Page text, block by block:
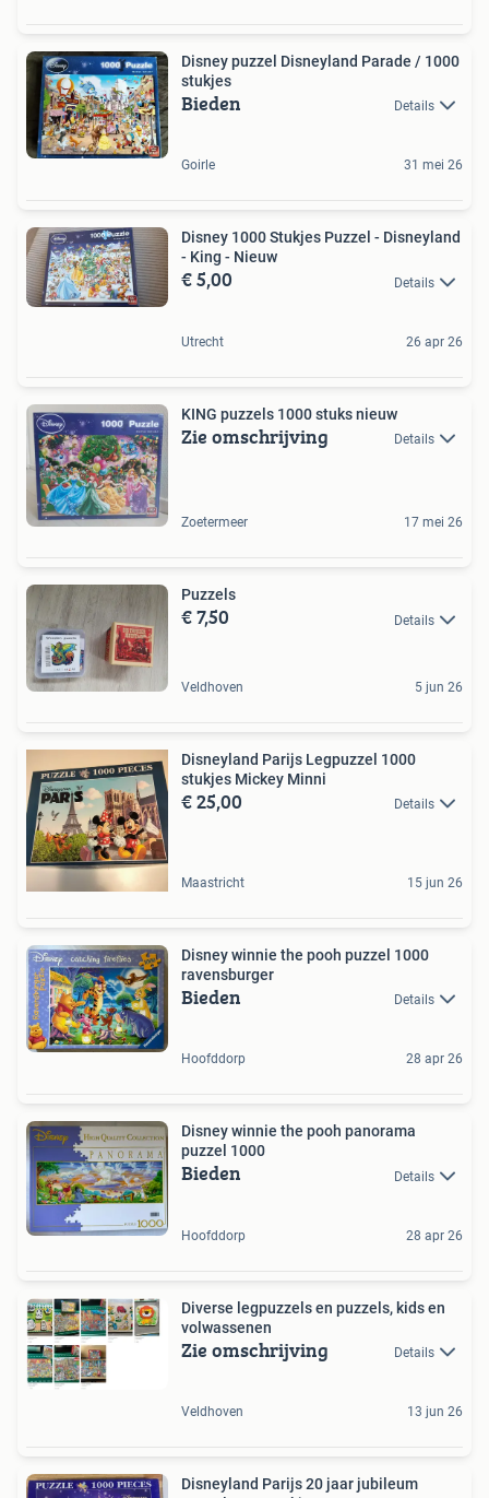
Disney puzzel Disneyland Parade / 1000
stukjes
Bieden Details
Goirle 31 mei 26
Disney 1000 Stukjes Puzzel - Disneyland
- King - Nieuw
€ 5,00 Details
Utrecht 26 apr 26
KING puzzels 1000 stuks nieuw
Zie omschrijving Details
Zoetermeer 17 mei 26
Puzzels
€ 7,50 Details
Veldhoven 5 jun 26
Disneyland Parijs Legpuzzel 1000
stukjes Mickey Minni
€ 25,00 Details
Maastricht 15 jun 26
Disney winnie the pooh puzzel 1000
ravensburger
Bieden Details
Hoofddorp 28 apr 26
Disney winnie the pooh panorama
puzzel 1000
Bieden Details
Hoofddorp 28 apr 26
Diverse legpuzzels en puzzels, kids en
volwassenen
Zie omschrijving Details
Veldhoven 13 jun 26
Disneyland Parijs 20 jaar jubileum